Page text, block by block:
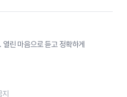
린 마음으로 듣고 정확하게